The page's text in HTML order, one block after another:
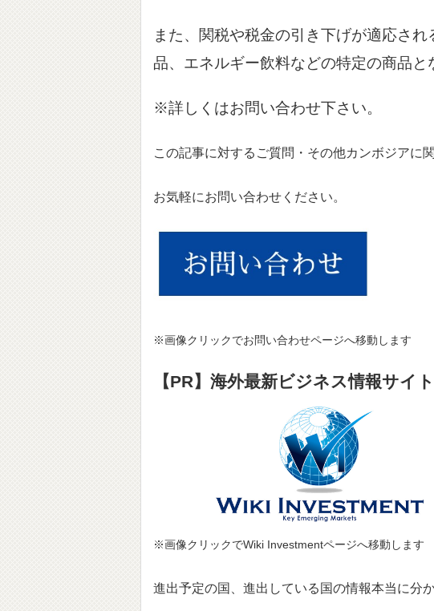
また、関税や税金の引き下げが適応さ
品、エネルギー飲料などの特定の商品と
※詳しくはお問い合わせ下さい。
この記事に対するご質問・その他カンボジアに
お気軽にお問い合わせください。
※画像クリックでお問い合わせページへ移動します
【PR】海外最新ビジネス情報サイ
※画像クリックでWiki Investmentページへ移動します
進出予定の国、進出している国の情報本当に分